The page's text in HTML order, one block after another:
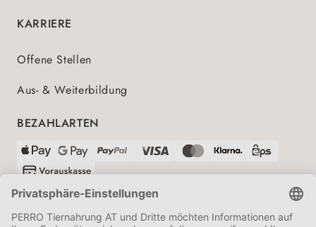
KARRIERE
Offene Stellen
Aus- & Weiterbildung
BEZAHLARTEN
VERSANDPARTNER